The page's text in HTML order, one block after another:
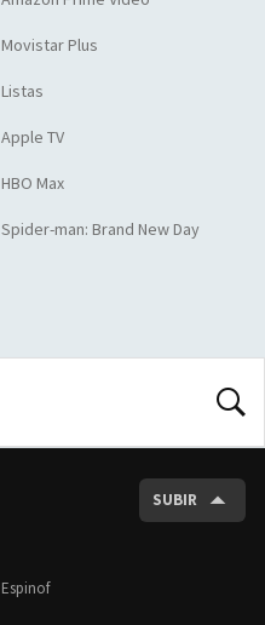
Movistar Plus
Listas
Apple TV
HBO Max
Spider-man: Brand New Day
SUBIR
Espinof